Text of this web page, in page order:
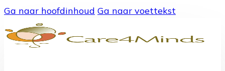
Ga naar hoofdinhoud Ga naar voettekst